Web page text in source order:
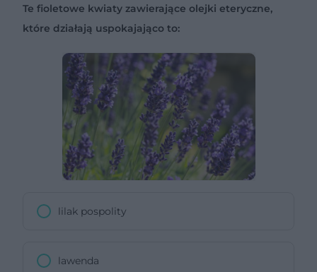
Te fioletowe kwiaty zawierające olejki eteryczne,
które działają uspokajająco to:
lilak pospolity
lawenda